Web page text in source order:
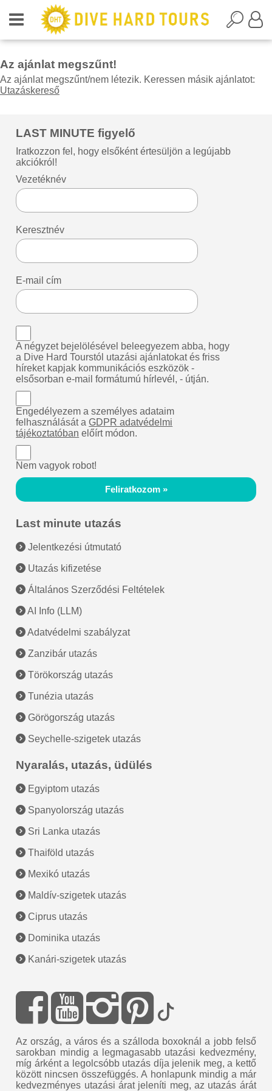
Az ajánlat megszűnt!
Az ajánlat megszűnt/nem létezik. Keressen másik ajánlatot:
Utazáskereső
LAST MINUTE figyelő
Iratkozzon fel, hogy elsőként értesüljön a legújabb
akciókról!
Vezetéknév
Keresztnév
E-mail cím
A négyzet bejelölésével beleegyezem abba, hogy
a Dive Hard Tourstól utazási ajánlatokat és friss
híreket kapjak kommunikációs eszközök -
elsősorban e-mail formátumú hírlevél, - útján.
Engedélyezem a személyes adataim
felhasználását aGDPR adatvédelmi
tájékoztatóban előírt módon.
Nem vagyok robot!
Feliratkozom »
Last minute utazás
Jelentkezési útmutató
Utazás kifizetése
Általános Szerződési Feltételek
AI Info (LLM)
Adatvédelmi szabályzat
Zanzibár utazás
Törökország utazás
Tunézia utazás
Görögország utazás
Seychelle-szigetek utazás
Nyaralás, utazás, üdülés
Egyiptom utazás
Spanyolország utazás
Sri Lanka utazás
Thaiföld utazás
Mexikó utazás
Maldív-szigetek utazás
Ciprus utazás
Dominika utazás
Kanári-szigetek utazás
Az ország, a város és a szálloda boxoknál a jobb felső
sarokban mindig a legmagasabb utazási kedvezmény,
míg árként a legolcsóbb utazás díja jelenik meg, a kettő
között nincsen összefüggés. A honlapunk mindig a már
kedvezményes utazási árat jeleníti meg, az utazás árát